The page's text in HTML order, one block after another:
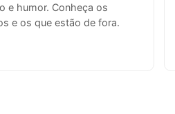
e humor. Conheça os
e os que estão de fora.